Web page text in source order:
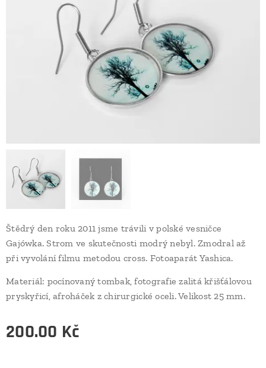
Štědrý den roku 2011 jsme trávili v polské vesničce
Gajówka. Strom ve skutečnosti modrý nebyl. Zmodral až
při vyvolání filmu metodou cross. Fotoaparát Yashica.
Materiál: pocínovaný tombak, fotografie zalitá křišťálovou
pryskyřicí, afroháček z chirurgické oceli. Velikost 25 mm.
200.00 Kč